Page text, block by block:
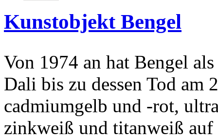
Kunstobjekt Bengel
Von 1974 an hat Bengel
Dali bis zu dessen Tod am
cadmiumgelb und -rot,
zinkweiß und titanweiß